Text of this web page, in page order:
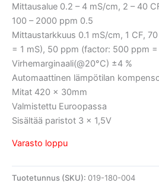
Mittausalue 0.2 – 4 mS/cm, 2 – 40
100 – 2000 ppm 0.5
Mittaustarkkuus 0.1 mS/cm, 1 CF,
= 1 mS), 50 ppm (factor: 500 ppm =
Virhemarginaali(@20°C) ±4 %
Automaattinen lämpötilan
Mitat 420 x 30mm
Valmistettu Euroopassa
Sisältää paristot 3 x 1,5V
Varasto loppu
Tuotetunnus (SKU): 019-180-004